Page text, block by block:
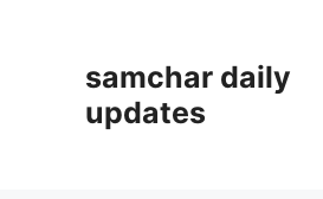
samchar daily
updates